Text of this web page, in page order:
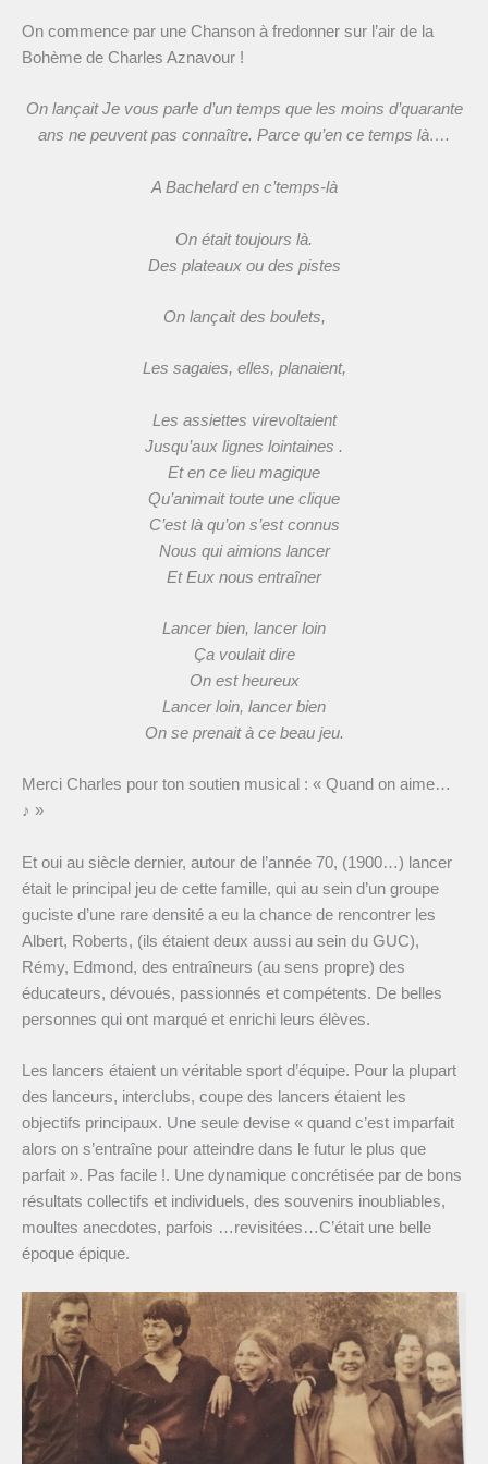
On commence par une Chanson à fredonner sur l’air de la
Bohème de Charles Aznavour !
On lançait Je vous parle d’un temps que les moins d’quarante
ans ne peuvent pas connaître. Parce qu’en ce temps là….
A Bachelard en c’temps-là
On était toujours là.
Des plateaux ou des pistes
On lançait des boulets,
Les sagaies, elles, planaient,
Les assiettes virevoltaient
Jusqu’aux lignes lointaines .
Et en ce lieu magique
Qu’animait toute une clique
C’est là qu’on s’est connus
Nous qui aimions lancer
Et Eux nous entraîner
Lancer bien, lancer loin
Ça voulait dire
On est heureux
Lancer loin, lancer bien
On se prenait à ce beau jeu.
Merci Charles pour ton soutien musical : « Quand on aime…
♪ »
Et oui au siècle dernier, autour de l’année 70, (1900…) lancer
était le principal jeu de cette famille, qui au sein d’un groupe
guciste d’une rare densité a eu la chance de rencontrer les
Albert, Roberts, (ils étaient deux aussi au sein du GUC),
Rémy, Edmond, des entraîneurs (au sens propre) des
éducateurs, dévoués, passionnés et compétents. De belles
personnes qui ont marqué et enrichi leurs élèves.
Les lancers étaient un véritable sport d’équipe. Pour la plupart
des lanceurs, interclubs, coupe des lancers étaient les
objectifs principaux. Une seule devise « quand c’est imparfait
alors on s’entraîne pour atteindre dans le futur le plus que
parfait ». Pas facile !. Une dynamique concrétisée par de bons
résultats collectifs et individuels, des souvenirs inoubliables,
moultes anecdotes, parfois …revisitées…C’était une belle
époque épique.